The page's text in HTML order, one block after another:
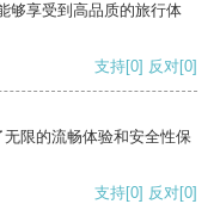
够享受到高品质的旅行体
支持[0] 反对[0]
限的流畅体验和安全性保
支持[0] 反对[0]